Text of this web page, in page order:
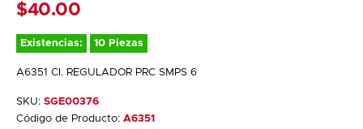
$40.00
Existencias: 10 Piezas
A6351 CI. REGULADOR PRC SMPS 6
SKU: SGE00376
Código de Producto: A6351